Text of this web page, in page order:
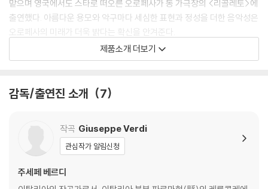
맡으며 영국에서도 스타로 떠오른 오로페사가 동 가극장의 <리골레토>에
출연했다. 아름다운 용모와 악구마다 세심한 표현과 정성을 더한 음악성은
오로페사의 미래가 더욱 밝다는 확신을 안겨준다.
작으로 꼽힌다. 16세기 프랑스 궁전을 배경으로 한 빅토르 위고의 희곡 <
환락의 왕>이 원작이지만 검열 문제로 이탈리아 만토바의 공작 궁전으로
<시몬 보카네그라> 등과 함께 ‘아버지의 슬픔’을 다룬 베르디의 대표작으
제품소개 더보기
감독/출연진 소개 7
작곡 Giuseppe Verdi
관심작가 알림신청
주세페 베르디